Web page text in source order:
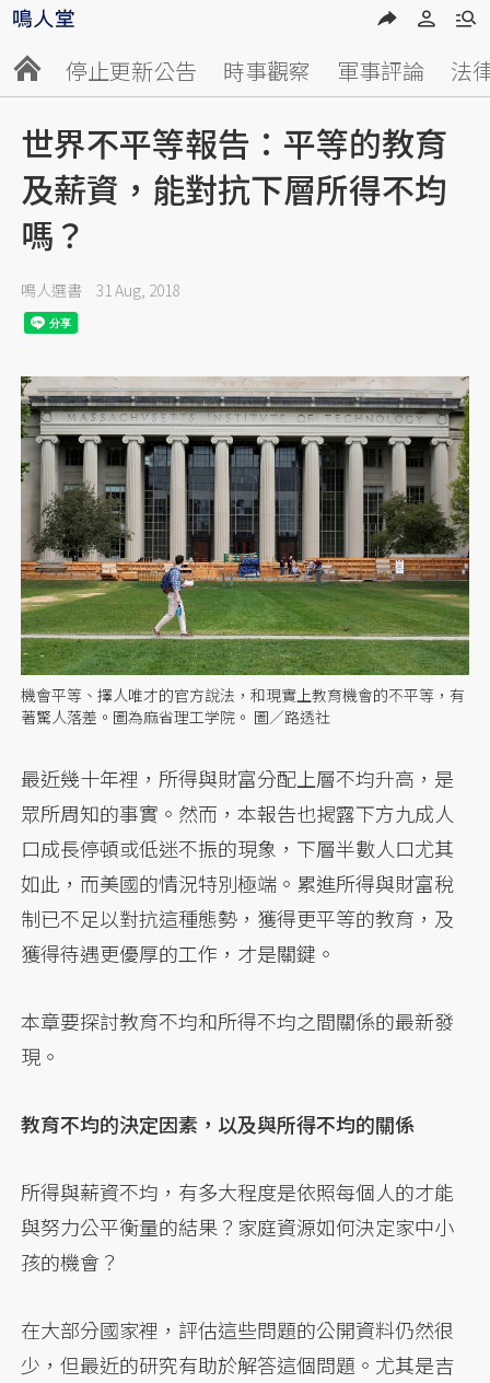
停止更新公告 時事觀察 軍事評論 法
世界不平等報告：平等的教育
及薪資，能對抗下層所得不均
嗎？
鳴人選書 31 Aug, 2018
機會平等、擇人唯才的官方說法，和現實上教育機會的不平等，有
著驚人落差。圖為麻省理工学院。 圖／路透社
最近幾十年裡，所得與財富分配上層不均升高，是
眾所周知的事實。然而，本報告也揭露下方九成人
口成長停頓或低迷不振的現象，下層半數人口尤其
如此，而美國的情況特別極端。累進所得與財富稅
制已不足以對抗這種態勢，獲得更平等的教育，及
獲得待遇更優厚的工作，才是關鍵。
本章要探討教育不均和所得不均之間關係的最新發
現。
教育不均的決定因素，以及與所得不均的關係
所得與薪資不均，有多大程度是依照每個人的才能
與努力公平衡量的結果？家庭資源如何決定家中小
孩的機會？
在大部分國家裡，評估這些問題的公開資料仍然很
少，但最近的研究有助於解答這個問題。尤其是吉